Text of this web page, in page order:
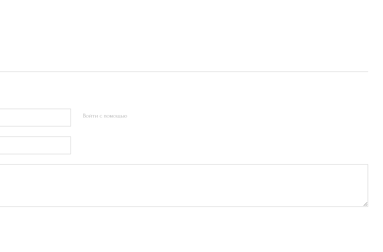
Войти с помощью